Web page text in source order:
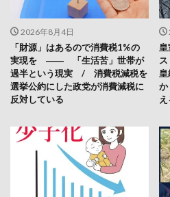
2026年8月4日
「財源」はあるので消費税1%の
実現を ―― 「生活苦」世帯が
過半という現実 / 消費税減税を
選挙公約にした政党が消費減税に
反対している
え